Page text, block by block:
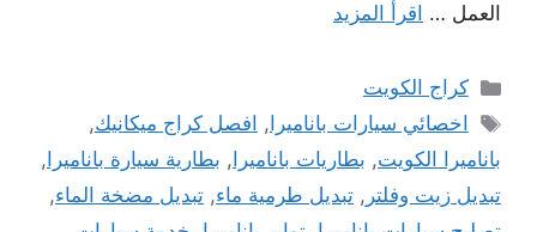
العمل … اقرأ المزيد
التصنيفات
كراج الكويت
الوسوم
اخصائي سيارات باناميرا , افصل كراج ميكانيك,
باناميرا الكويت, بطاريات باناميرا , بطارية سيارة باناميرا ,
تبديل زيت وفلتر , تبديل طرمية ماء, تبديل مضخة الماء,